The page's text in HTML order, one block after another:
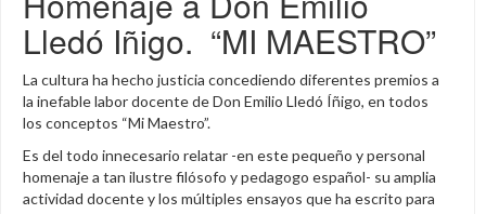
Lledó Iñigo. “MI MAESTRO”
La cultura ha hecho justicia concediendo diferentes premios a
la inefable labor docente de Don Emilio Lledó Íñigo, en todos
los conceptos “Mi Maestro”.
Es del todo innecesario relatar -en este pequeño y personal
homenaje a tan ilustre filósofo y pedagogo español- su amplia
actividad docente y los múltiples ensayos que ha escrito para